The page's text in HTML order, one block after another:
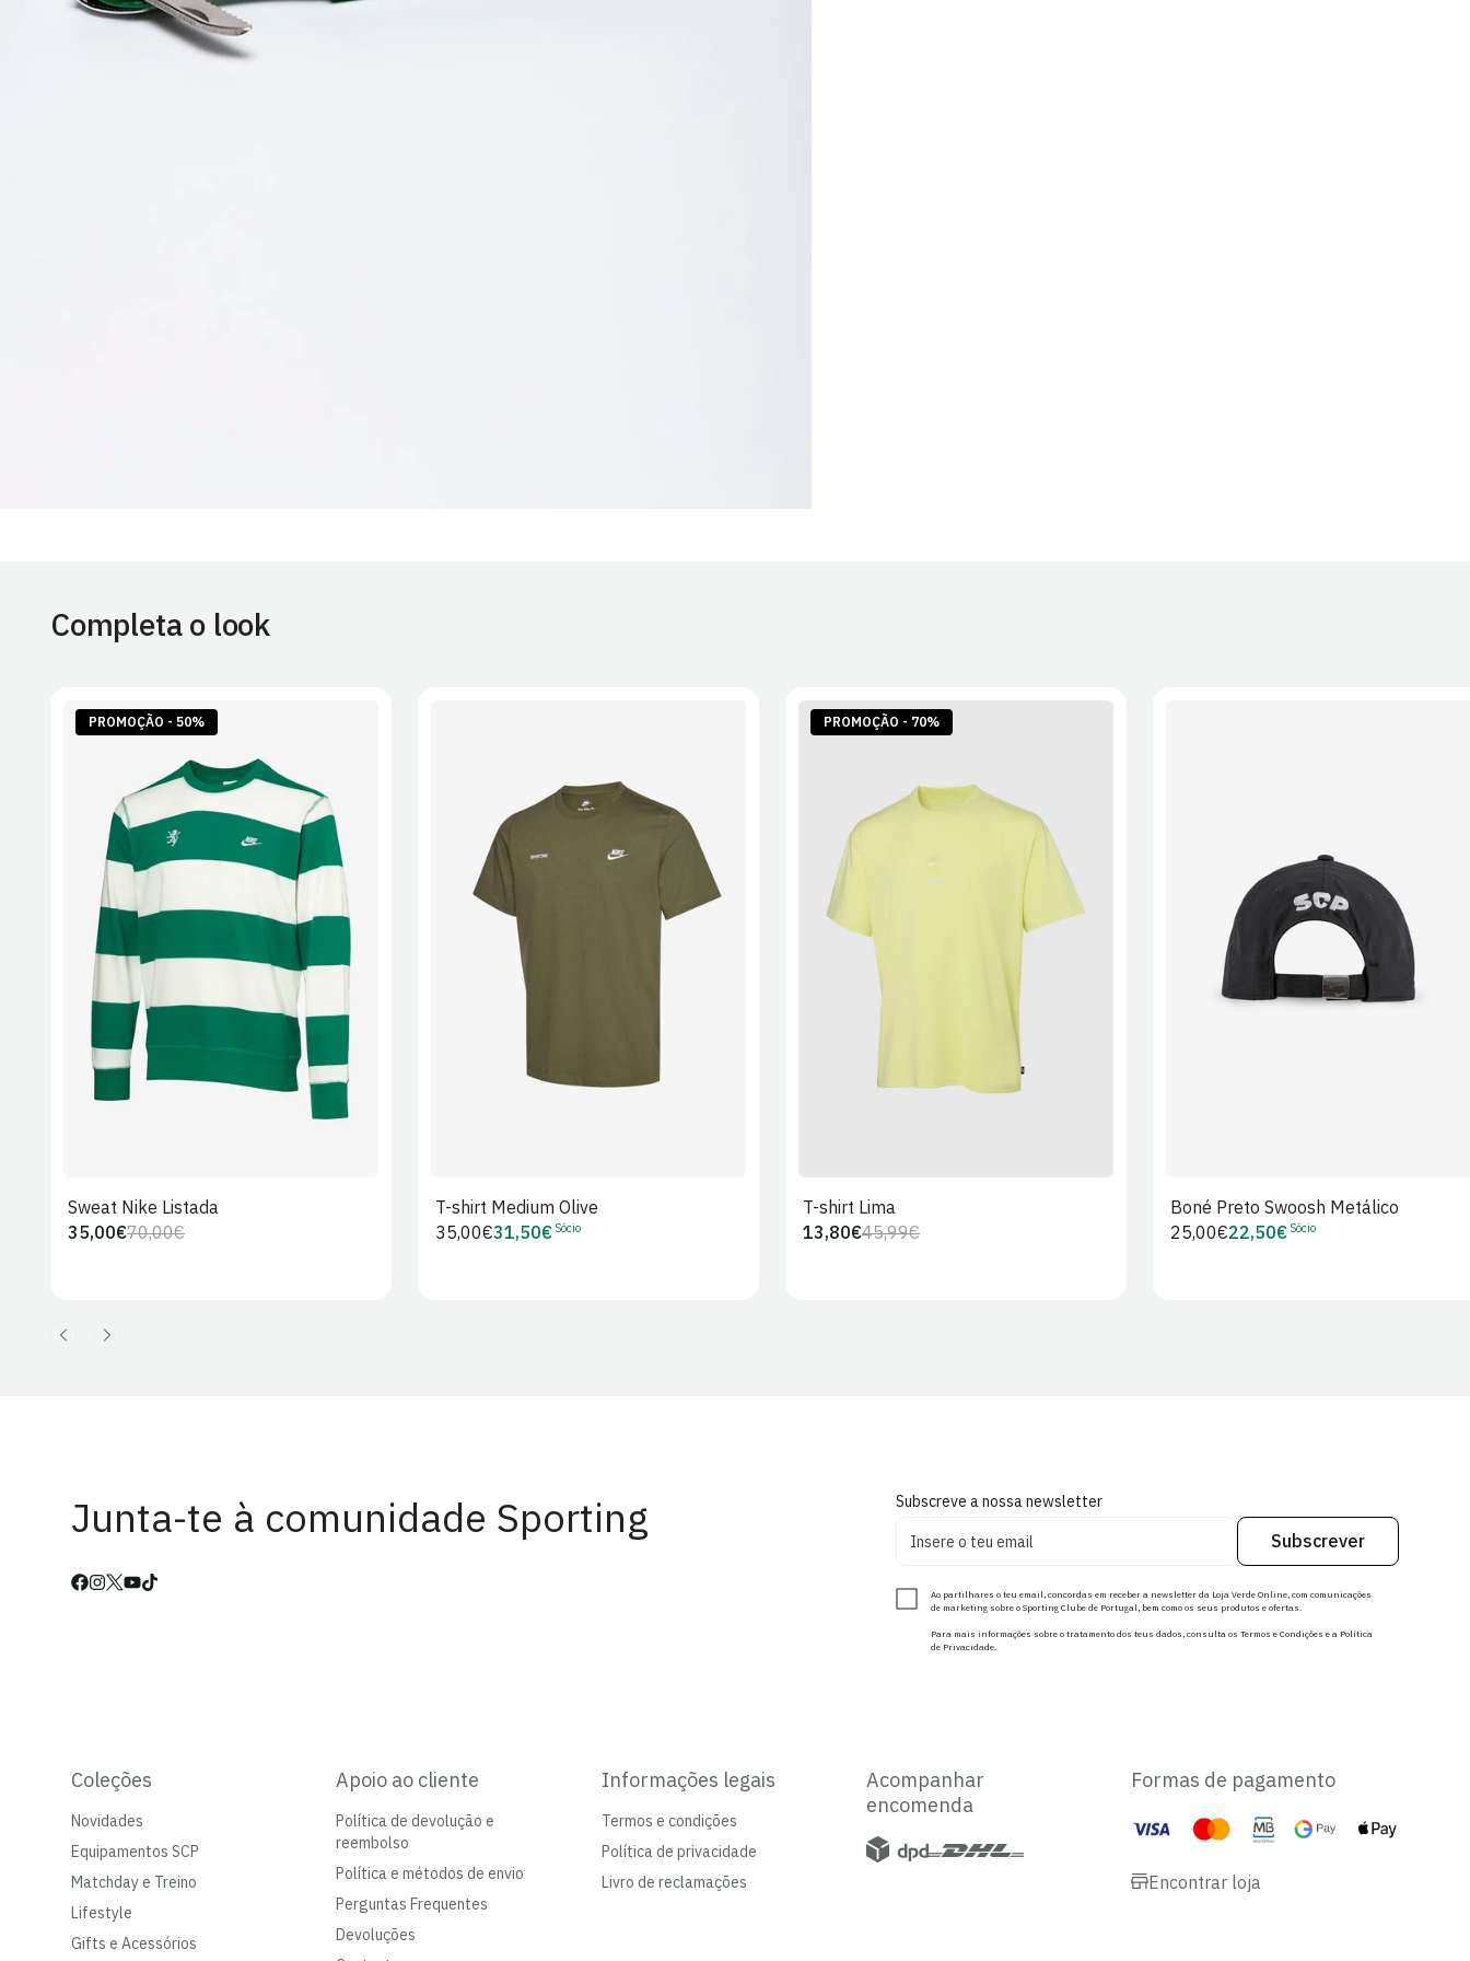
Completa o look
PROMOÇÃO - 50%
Sweat Nike Listada
Preço
70,00€Preço
35,00€
T-shirt Medium Olive
Preço
35,00€Preço
31,50€ Sócio
PROMOÇÃO - 70%
S 2XL
T-shirt Lima
Preço
45,99€Preço
13,80€
S/M M/L
Boné Preto Swoosh Metálico
Preço
25,00€Preço
22,50€ Sócio
Junta-te à comunidade Sporting Subscreve a nossa newsletter
Subscrever
Ao partilhares o teu email, concordas em receber a newsletter da Loja Verde Online, com comunicações
de marketing sobre o Sporting Clube de Portugal, bem como os seus produtos e ofertas.
Para mais informações sobre o tratamento dos teus dados, consulta os Termos e Condições e a Política
de Privacidade.
Coleções
Novidades
Equipamentos SCP
Matchday e Treino
Lifestyle
Gifts e Acessórios
Apoio ao cliente
Política de devolução e
reembolso
Política e métodos de envio
Perguntas Frequentes
Devoluções
Informações legais
Termos e condições
Política de privacidade
Livro de reclamações
Acompanhar
encomenda
Formas de pagamento
Encontrar loja